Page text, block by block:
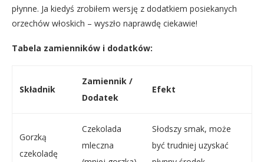
płynne. Ja kiedyś zrobiłem wersję z dodatkiem posiekanych
orzechów włoskich – wyszło naprawdę ciekawie!
Tabela zamienników i dodatków:
Składnik
Zamiennik /
Dodatek
Efekt
Gorzką
czekoladę
Czekolada
mleczna
Słodszy smak, może
być trudniej uzyskać